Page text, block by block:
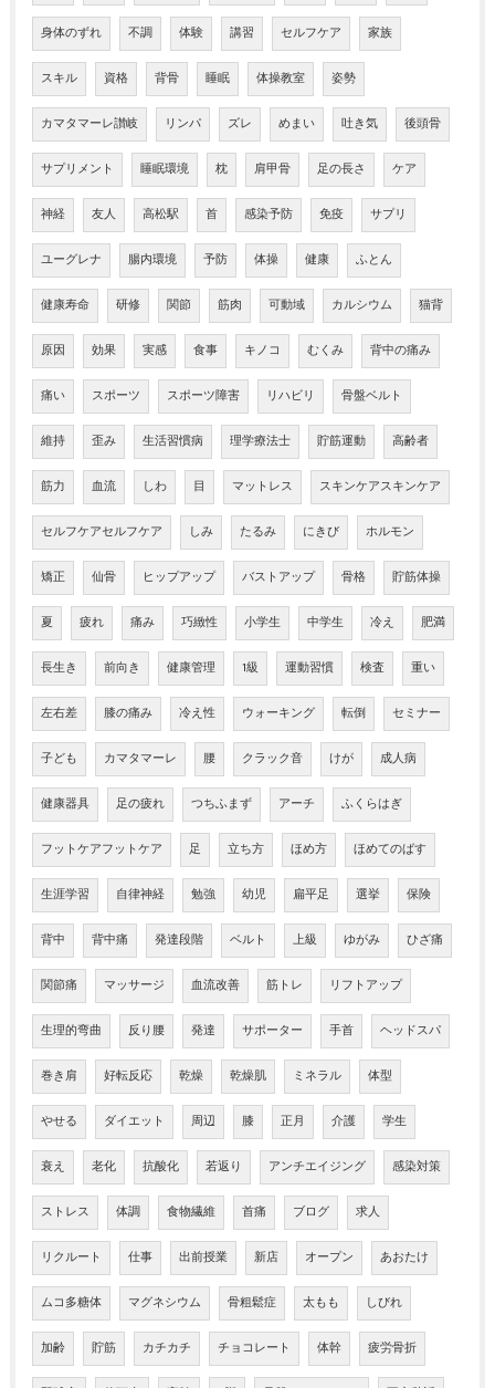
身体のずれ 不調 体験 講習 セルフケア 家族
スキル 資格 背骨 睡眠 体操教室 姿勢
カマタマーレ讃岐 リンパ ズレ めまい 吐き気 後頭骨
サプリメント 睡眠環境 枕 肩甲骨 足の長さ ケア
神経 友人 高松駅 首 感染予防 免疫 サプリ
ユーグレナ 腸内環境 予防 体操 健康 ふとん
健康寿命 研修 関節 筋肉 可動域 カルシウム 猫背
原因 効果 実感 食事 キノコ むくみ 背中の痛み
痛い スポーツ スポーツ障害 リハビリ 骨盤ベルト
維持 歪み 生活習慣病 理学療法士 貯筋運動 高齢者
筋力 血流 しわ 目 マットレス スキンケアスキンケア
セルフケアセルフケア しみ たるみ にきび ホルモン
矯正 仙骨 ヒップアップ バストアップ 骨格 貯筋体操
夏 疲れ 痛み 巧緻性 小学生 中学生 冷え 肥満
長生き 前向き 健康管理 1級 運動習慣 検査 重い
左右差 膝の痛み 冷え性 ウォーキング 転倒 セミナー
子ども カマタマーレ 腰 クラック音 けが 成人病
健康器具 足の疲れ つちふまず アーチ ふくらはぎ
フットケアフットケア 足 立ち方 ほめ方 ほめてのばす
生涯学習 自律神経 勉強 幼児 扁平足 選挙 保険
背中 背中痛 発達段階 ベルト 上級 ゆがみ ひざ痛
関節痛 マッサージ 血流改善 筋トレ リフトアップ
生理的弯曲 反り腰 発達 サポーター 手首 ヘッドスパ
巻き肩 好転反応 乾燥 乾燥肌 ミネラル 体型
やせる ダイエット 周辺 膝 正月 介護 学生
衰え 老化 抗酸化 若返り アンチエイジング 感染対策
ストレス 体調 食物繊維 首痛 ブログ 求人
リクルート 仕事 出前授業 新店 オープン あおたけ
ムコ多糖体 マグネシウム 骨粗鬆症 太もも しびれ
加齢 貯筋 カチカチ チョコレート 体幹 疲労骨折